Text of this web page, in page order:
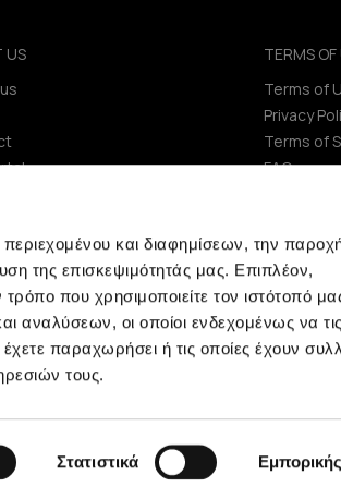
και διαφημίσεων, την
της επισκεψιμότητάς μας. Επιπλέον,
που χρησιμοποιείτε τον ιστότοπό
αναλύσεων, οι οποίοι ενδεχομένως να
παραχωρήσει ή τις οποίες έχουν
τους.
Στατιστικά
US
ΧΑΑ
TERMS
Terms of
Privacy
Terms of
FAQ
- 2026 Minerva, All rights reserved.